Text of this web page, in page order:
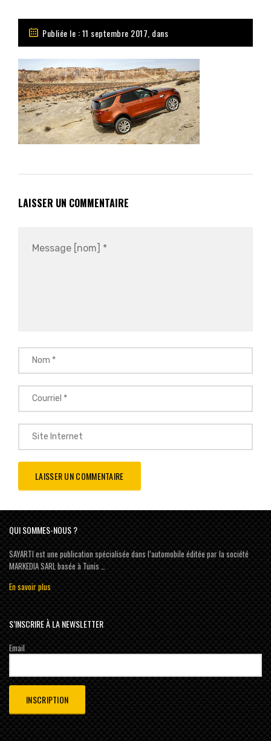
Publiée le : 11 septembre 2017, dans
LAISSER UN COMMENTAIRE
QUI SOMMES-NOUS ?
SAYARTI est une publication spécialisée dans l’automobile éditée par la société
MARKEDIA SARL basée à Tunis …
En savoir plus
S’INSCRIRE À LA NEWSLETTER
Email